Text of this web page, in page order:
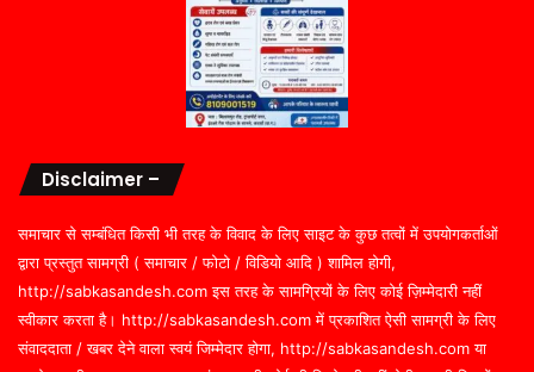
Disclaimer –
समाचार से सम्बंधित किसी भी तरह के विवाद के लिए साइट के कुछ तत्वों में उपयोगकर्ताओं
द्वारा प्रस्तुत सामग्री ( समाचार / फोटो / विडियो आदि ) शामिल होगी,
http://sabkasandesh.com इस तरह के सामग्रियों के लिए कोई ज़िम्मेदारी नहीं
स्वीकार करता है। http://sabkasandesh.com में प्रकाशित ऐसी सामग्री के लिए
संवाददाता / खबर देने वाला स्वयं जिम्मेदार होगा, http://sabkasandesh.com या